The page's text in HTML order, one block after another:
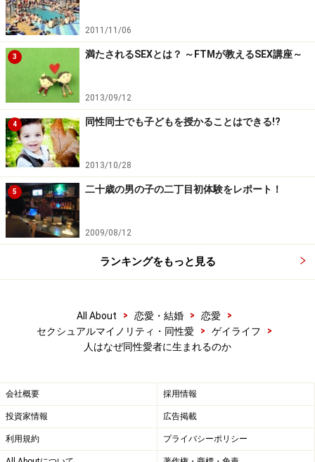
の講演会を開くなどの動きを始めた自治体もあります。
佐賀とか神奈川とか）、今回は「人はどうして同性愛者
に生まれるのか」についてお届けしてみたいと思いま
す。
決定版的名著『クィア・サイエンス』
『クィア・サイエンス―同性愛をめぐる科学言説の変遷』サ
イモン ルベイ：著／伏見憲明：監修／玉野真路・岡田太
郎：訳／勁草書房／4725円
サイモン・ルベイという科学者が書き、伏見憲明さんが
監修し、玉野真路さん＆岡田太郎さんが翻訳した『クィ
ア・サイエンス』（2002、勁草書房）は、学術書然とし
外にわかりやすく（翻訳も素晴らしく読みやすいで
す）、同性愛者に寄り添う立場で書かれた信頼できる本
す（拾い読みでもOKです）。ゴトウが心からオススメす
る名著です。
19世紀から20世紀にかけて登場した性的指向（セクシュ
2011/11/06
3 満たされるSEXとは？ ～FTMが教えるSEX講座～
2013/09/12
4 同性同士でも子どもを授かることはできる!?
2013/10/28
5 二十歳の男の子の二丁目初体験をレポート！
2009/08/12
ランキングをもっと見る
All About > 恋愛・結婚 > 恋愛
>
セクシュアルマイノリティ・同性愛
> ゲイライフ
>
人はなぜ同性愛者に生まれるのか
会社概要 採用情報
投資家情報 広告掲載
利用規約 プライバシーポリシー